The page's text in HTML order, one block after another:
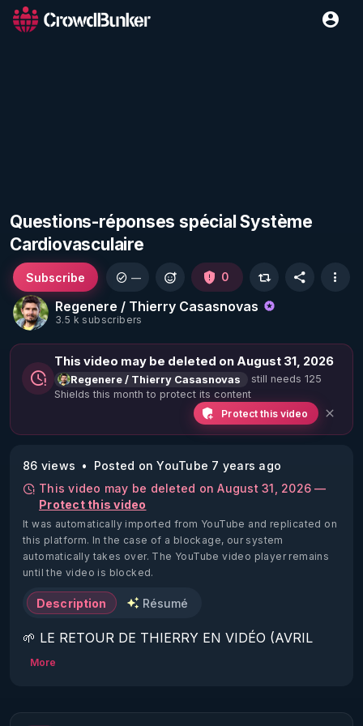
Questions-réponses spécial Système
Cardiovasculaire
Regenere / Thierry Casasnovas
3.5 k subscribers
Subscribe — 0
This video may be deleted on August 31, 2026
Regenere / Thierry Casasnovas
still needs 125
Shields this month to protect its content
Protect this video
86 views
Posted on YouTube 7 years ago
This video may be deleted on August 31, 2026 —
Protect this video
It was automatically imported from YouTube and replicated on
this platform. In the case of a blockage, our system
automatically takes over. The YouTube video player remains
until the video is blocked.
Description Résumé
🌱 LE RETOUR DE THIERRY EN VIDÉO (AVRIL
2022)!
https://www.rgnr.fr/presentation.html
More